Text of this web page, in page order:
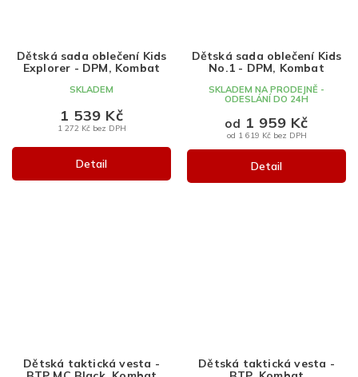
Dětská sada oblečení Kids
Explorer - DPM, Kombat
SKLADEM
1 272 Kč bez DPH
1 539 Kč
Detail
Dětská sada oblečení Kids
No.1 - DPM, Kombat
SKLADEM NA PRODEJNĚ -
ODESLÁNÍ DO 24H
od 1 619 Kč bez DPH
od 1 959 Kč
Detail
Dětská taktická vesta -
Dětská taktická vesta -